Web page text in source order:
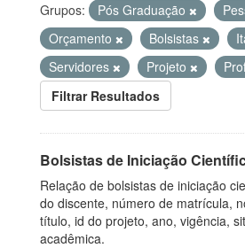
Grupos: Pós Graduação
Orçamento
Bolsistas
Servidores
Projeto
Filtrar Resultados
Bolsistas de Iniciação
Relação de bolsistas de iniciação
do discente, número de matrícula,
título, id do projeto, ano, vigência,
acadêmica.